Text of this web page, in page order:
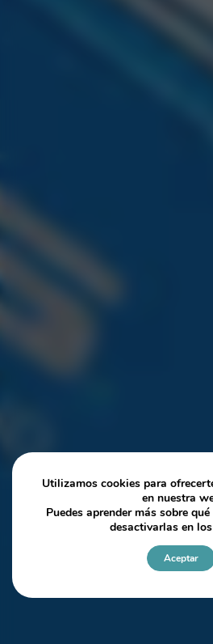
Utilizamos cookies para
en nuestra
Puedes aprender más sobre
desactivarlas en los
Aceptar